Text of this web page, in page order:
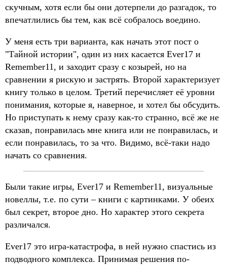
скучным, хотя если бы они дотерпели до разгадок, то
впечатлились бы тем, как всё собралось воедино.
У меня есть три варианта, как начать этот пост о
"Тайной истории", один из них касается Ever17 и
Remember11, и заходит сразу с козырей, но на
сравнении я рискую и застрять. Второй характеризует
книгу только в целом. Третий перечисляет её уровни
понимания, которые я, наверное, и хотел бы обсудить.
Но приступать к нему сразу как-то странно, всё же не
сказав, понравилась мне книга или не понравилась, и
если понравилась, то за что. Видимо, всё-таки надо
начать со сравнения.
Были такие игры, Ever17 и Remember11, визуальные
новеллы, т.е. по сути – книги с картинками. У обеих
был секрет, второе дно. Но характер этого секрета
различался.
Ever17 это игра-катастрофа, в ней нужно спастись из
подводного комплекса. Принимая решения по-